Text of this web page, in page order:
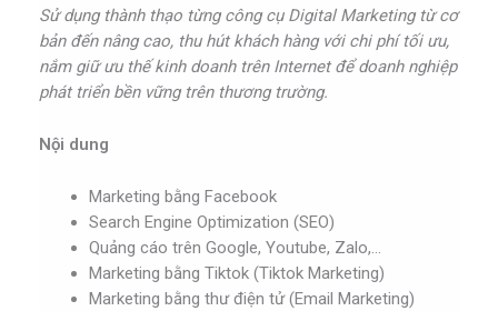
Sử dụng thành thạo từng công cụ Digital Marketing từ cơ
bản đến nâng cao, thu hút khách hàng với chi phí tối ưu,
nắm giữ ưu thế kinh doanh trên Internet để doanh nghiệp
phát triển bền vững trên thương trường.
Nội dung
Marketing bằng Facebook
Search Engine Optimization (SEO)
Quảng cáo trên Google, Youtube, Zalo,…
Marketing bằng Tiktok (Tiktok Marketing)
Marketing bằng thư điện tử (Email Marketing)